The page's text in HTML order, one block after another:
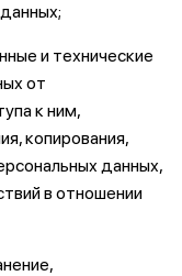
и технические
от
к ним,
копирования,
данных,
в отношении